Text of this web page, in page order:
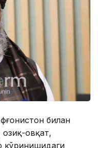
билан
овқат,
кўринишидаги